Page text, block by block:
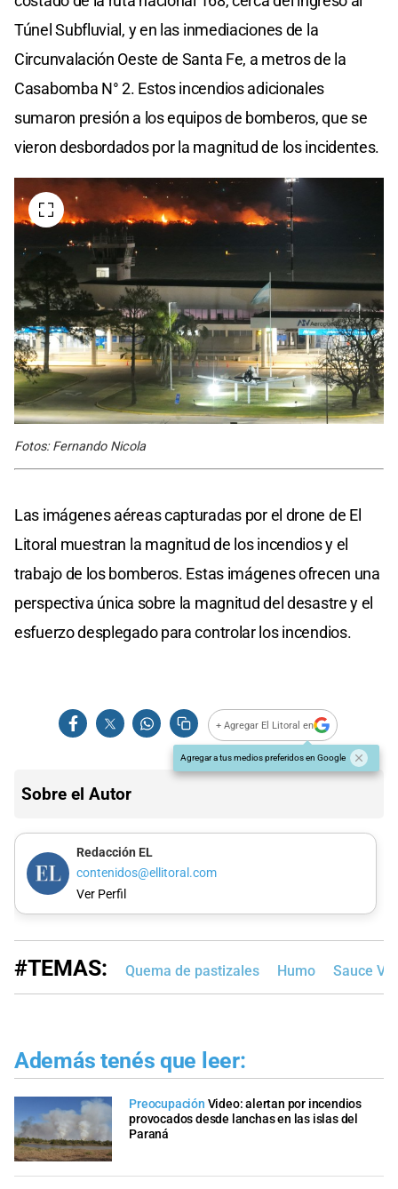
Túnel Subfluvial, y en las inmediaciones de la
Circunvalación Oeste de Santa Fe, a metros de la
Casabomba N° 2. Estos incendios adicionales
sumaron presión a los equipos de bomberos, que se
vieron desbordados por la magnitud de los incidentes.
Fotos: Fernando Nicola
Las imágenes aéreas capturadas por el drone de El
Litoral muestran la magnitud de los incendios y el
trabajo de los bomberos. Estas imágenes ofrecen una
perspectiva única sobre la magnitud del desastre y el
esfuerzo desplegado para controlar los incendios.
+ Agregar El Litoral en
Agregar a tus medios preferidos en Google
Sobre el Autor
Redacción EL
contenidos@ellitoral.com
Ver Perfil
#TEMAS: Quema de pastizales Humo Sauce
Además tenés que leer:
Preocupación Video: alertan por incendios
provocados desde lanchas en las islas del
Paraná